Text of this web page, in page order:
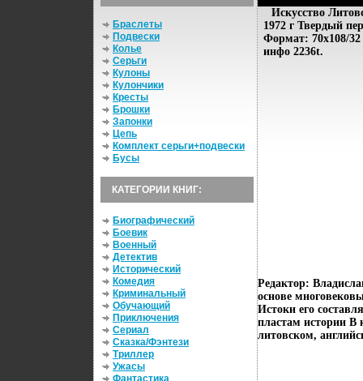
Браслеты
Подвески
Колье
Серьги
Кулоны
Кулончики
Кресты
Брошки
Запонки
Цепь
Комплект серьги+подвески
Бусы
КАТЕГОРИИ КНИГ:
Биографический
Боевик
Военный
Детектив
Исторический
Комедия
Криминальный
Обучающий
Приключения
Сериал
Сказка/Фэнтези
Триллер
Ужасы
Фантастика
Искусство
1972 г Твердый
Формат: 70x108/
инфо 2236t.
Редактор:
основе
Истоки его
пластам истории В
литовском,